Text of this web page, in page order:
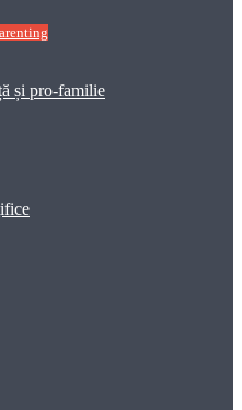
și pro-familie